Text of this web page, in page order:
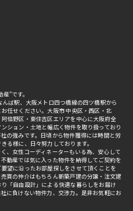
”です。
ば駅、大阪メトロ四つ橋線の四ツ橋駅から
任せください。大阪市 中央区・西区・北
倍野区・東住吉区エリアを中心に大阪府全
ション・土地と幅広く物件を取り扱っており
の強みです。日頃から物件獲得には時間と労
る様に、日々努力しております。
、女性コーディネーターもいる為、安心して
動産では気に入った物件を納得してご契約を
望に沿ったお部屋探しをさせて頂くことを
買の仲介はもちろん新築戸建の分譲・注文建
「自由設計」による快適な暮らしをお届け
に負けない物件力、交渉力。是非お気軽にお